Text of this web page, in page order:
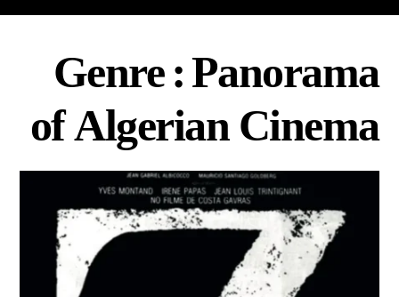
Genre : Panorama
of Algerian Cinema